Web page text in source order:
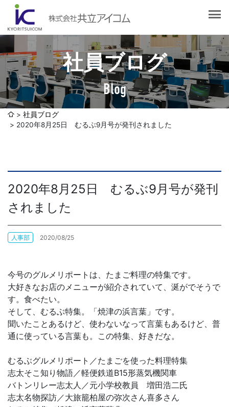
社員ブログ
Blog
会社概要
社長挨拶
企業理念
沿革
認証取得
選ばれる理由
サービス紹介
Web制作・ホームページ制作
発送代行・全国流通（ロジスティクス）
デジタルコンテンツ制作・撮影・その他
社員ブログ
社員ブログ
2020年8月25日 むるぶ9月号が発刊されました
2020年8月25日 むるぶ9月号が発刊
されました
人事部 2020/08/25
今号のグルメリポートは、たまご料理の特集です。
大好きなお店のメニューが紹介されていて、涎がでそうで
す。食べたい。
そして、むるぶ特集。「焼津の浜言葉」です。
聞いたことあるけど、使わないなって言葉もあるけど、普
通に使っている言葉も。この特集、好きだな。
むるぶグルメリポート／たまごを使った料理特集
志太そこ知り物語／軽便鉄道B15形蒸気機関車
バトンリレー志太人／元小学校教員 増田浩二氏
志太名物探訪／大旅籠柏屋の弥次さん喜多さん